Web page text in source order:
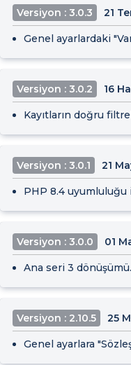
Versiyon : 3.0.3 21
Genel ayarlardaki
Versiyon : 3.0.2 16
Kayıtların doğru
Versiyon : 3.0.1 21
PHP 8.4 uyumluluğu
Versiyon : 3.0.0 01
Ana seri 3 dönüşümü.
Versiyon : 2.10.5 25
Genel ayarlara